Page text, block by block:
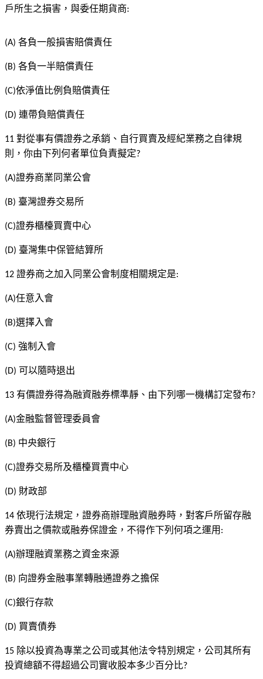
戶所生之損害，與委任期貨商:
(A) 各負一般損害賠償責任
(B) 各負一半賠償責任
(C)依淨值比例負賠償責任
(D) 連帶負賠償責任
11 對從事有價證券之承銷、自行買賣及經紀業務之自律規
則，你由下列何者單位負責擬定?
(A)證券商業同業公會
(B) 臺灣證券交易所
(C)證券櫃檯買賣中心
(D) 臺灣集中保管結算所
12 證券商之加入同業公會制度相關規定是:
(A)任意入會
(B)選擇入會
(C) 強制入會
(D) 可以隨時退出
13 有價證券得為融資融券標準靜、由下列哪一機構訂定發布?
(A)金融監督管理委員會
(B) 中央銀行
(C)證券交易所及櫃檯買賣中心
(D) 財政部
14 依現行法規定，證券商辦理融資融券時，對客戶所留存融
券賣出之價款或融券保證金，不得作下列何項之運用 :
(A)辦理融資業務之資金來源
(B) 向證券金融事業轉融通證券之擔保
(C)銀行存款
(D) 買賣債券
15 除以投資為專業之公司或其他法令特別規定，公司其所有
投資總額不得超過公司實收股本多少百分比?